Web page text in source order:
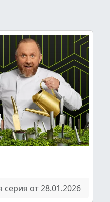
серия от 28.01.2026